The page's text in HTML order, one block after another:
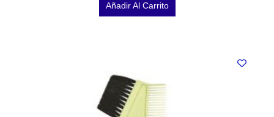
Añadir Al Carrito